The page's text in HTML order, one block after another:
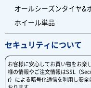
オールシーズンタイヤ&
ホイール単品
セキュリティについて
お客様に安心してお買い物をお楽
様の情報やご注文情報はSSL（
r）による暗号化通信を利用し安